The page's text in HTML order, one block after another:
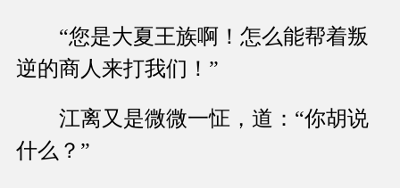
“您是大夏王族啊！怎么能帮着叛
逆的商人来打我们！”
江离又是微微一怔，道：“你胡说
什么？”